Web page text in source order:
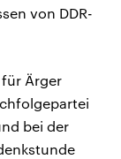
von DDR-
Ärger
bei der